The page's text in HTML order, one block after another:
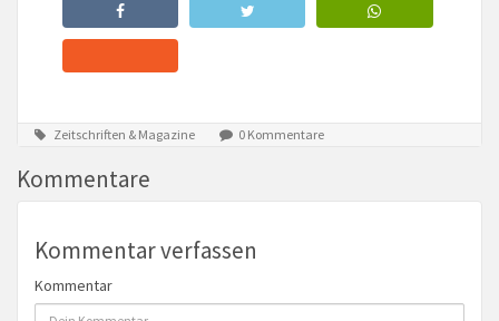
Zeitschriften & Magazine 0 Kommentare
Kommentare
Kommentar verfassen
Kommentar